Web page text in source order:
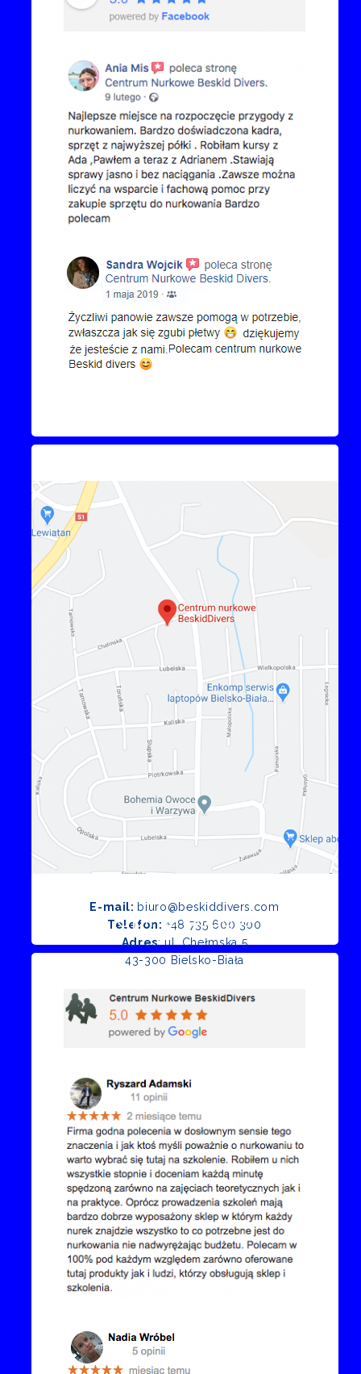
E-mail: biuro@beskiddivers.com
Telefon: +48 735 600 300
Adres: ul. Chełmska 5
43-300 Bielsko-Biała
Opinie Google